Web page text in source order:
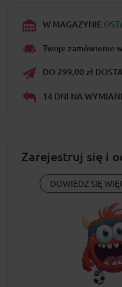
W MAGAZYNIE
Twoje zamówienie
DO 299,00 zł
14 DNI NA
Zarejestruj się i
DOWIEDZ SIĘ